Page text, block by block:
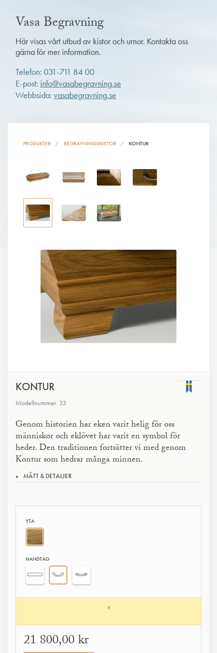
Vasa Begravning
Här visas vårt utbud av kistor och urnor. Kontakta oss
gärna för mer information.
Telefon: 031-711 84 00
E-post: info@vasabegravning.se
Webbsida: vasabegravning.se
PRODUKTER BEGRAVNINGSKISTOR KONTUR
KONTUR
Modellnummer: 33
Genom historien har eken varit helig för oss
människor och eklövet har varit en symbol för
heder. Den traditionen fortsätter vi med genom
Kontur som hedrar många minnen.
MÅTT & DETALJER
YTA
HANDTAG
*
21 800,00 kr